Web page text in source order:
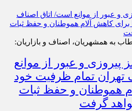
به همشهریان، اصناف و بازاریان:
پیروزی و عبور از موانع
تهران تمام ظرفیت خود
هموطنان و حفظ ثبات
گرفت